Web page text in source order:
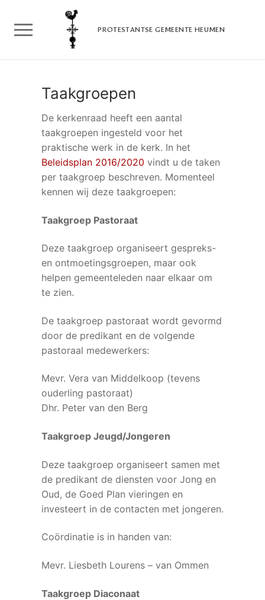
naar
inhoud
PROTESTANTSE GEMEENTE HEUMEN
Taakgroepen
De kerkenraad heeft een aantal
taakgroepen ingesteld voor het
praktische werk in de kerk. In het
Beleidsplan 2016/2020 vindt u de taken
per taakgroep beschreven. Momenteel
kennen wij deze taakgroepen:
Taakgroep Pastoraat
Deze taakgroep organiseert gespreks-
en ontmoetingsgroepen, maar ook
helpen gemeenteleden naar elkaar om
te zien.
De taakgroep pastoraat wordt gevormd
door de predikant en de volgende
pastoraal medewerkers:
Mevr. Vera van Middelkoop (tevens
ouderling pastoraat)
Dhr. Peter van den Berg
Taakgroep Jeugd/Jongeren
Deze taakgroep organiseert samen met
de predikant de diensten voor Jong en
Oud, de Goed Plan vieringen en
investeert in de contacten met jongeren.
Coördinatie is in handen van:
Mevr. Liesbeth Lourens – van Ommen
Taakgroep Diaconaat